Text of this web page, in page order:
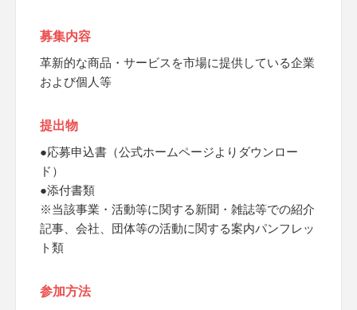
募集内容
革新的な商品・サービスを市場に提供している企業
および個人等
提出物
●応募申込書（公式ホームページよりダウンロー
ド）
●添付書類
※当該事業・活動等に関する新聞・雑誌等での紹介
記事、会社、団体等の活動に関する案内パンフレッ
ト類
参加方法